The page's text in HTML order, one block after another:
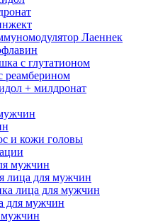
Лаеннек
с глутатионом
реамберином
+ милдронат
и кожи головы
мужчин
лица для мужчин
лица для мужчин
для мужчин